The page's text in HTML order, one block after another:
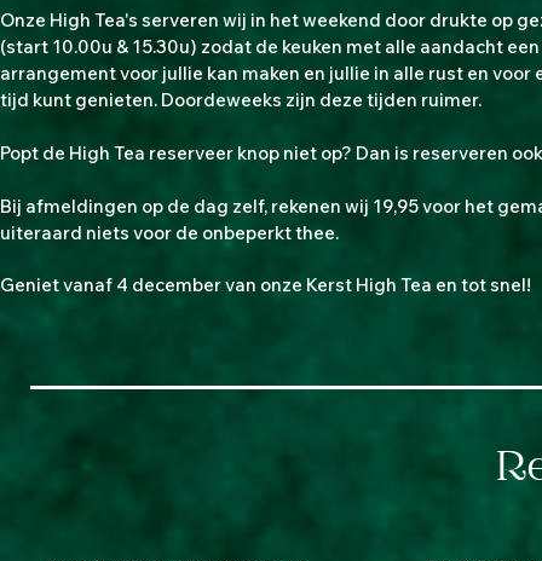
Onze High Tea's serveren wij in het weekend door drukte op
(start 10.00u & 15.30u) zodat de keuken met alle aandacht
arrangement voor jullie kan maken en jullie in alle rust en voor
tijd kunt genieten. Doordeweeks zijn deze tijden ruimer.
Popt de High Tea reserveer knop niet op? Dan is reserveren
Bij afmeldingen op de dag zelf, rekenen wij 19,95 voor het
uiteraard niets voor de onbeperkt thee.
Geniet vanaf 4 december van onze Kerst High Tea en tot snel!